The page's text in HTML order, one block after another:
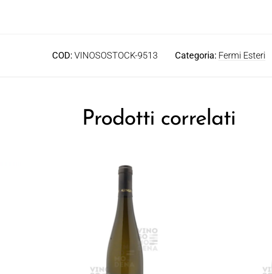
COD: VINOSOSTOCK-9513 Categoria: Fermi Esteri
Prodotti correlati